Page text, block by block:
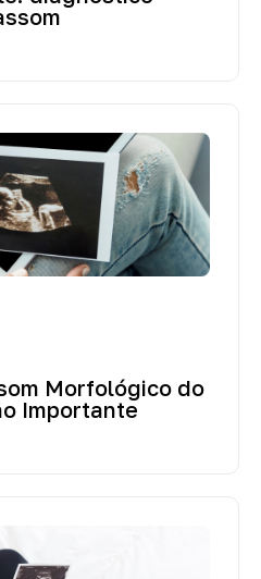
Morfológico do
Importante